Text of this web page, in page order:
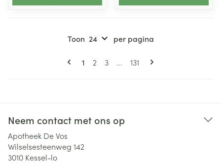
Pagina's
U lees momenteel pagina
1 Pagina
2 Pagina
3 ... Pagina
131
Toon per pagina
Neem contact met ons op
Apotheek De Vos
Wilselsesteenweg 142
3010 Kessel-lo